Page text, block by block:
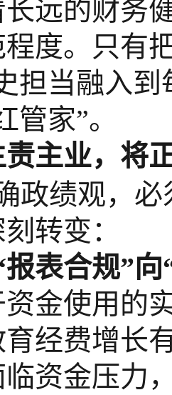
远的财务
度。只有
担当融入
管家”。
主业，将
绩观，必
转变：
表合规”向
金使用的
经费增长
资金压力